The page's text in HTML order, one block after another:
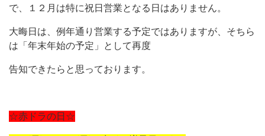
で、１２月は特に祝日営業となる日はありません。
大晦日は、例年通り営業する予定ではありますが、そちら
は「年末年始の予定」として再度
告知できたらと思っております。
☆赤ドラの日☆